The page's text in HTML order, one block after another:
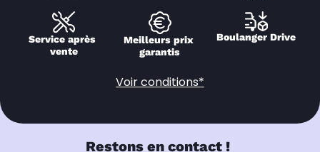
Service après
vente
Meilleurs prix
garantis
Boulanger Drive
Voir conditions*
Restons en contact !